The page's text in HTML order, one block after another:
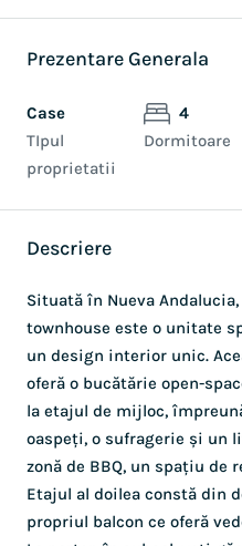
Prezentare Generala
Case
TIpul
proprietatii
4
Dormitoare
Descriere
Situată în Nueva
townhouse este o unitate
un design interior unic.
oferă o bucătărie open-
la etajul de mijloc,
oaspeți, o sufragerie și un
zonă de BBQ, un spațiu de
Etajul al doilea constă din
propriul balcon ce oferă